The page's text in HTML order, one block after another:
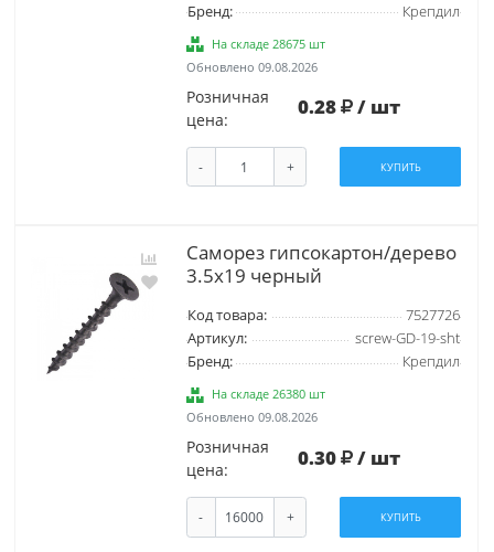
Бренд:
Крепдил
На складе 28675 шт
Обновлено 09.08.2026
Розничная
цена:
0.28 / шт
- + КУПИТЬ
Саморез гипсокартон/дерево
3.5х19 черный
Код товара:
7527726
Артикул:
screw-GD-19-sht
Бренд:
Крепдил
На складе 26380 шт
Обновлено 09.08.2026
Розничная
цена:
0.30 / шт
- + КУПИТЬ